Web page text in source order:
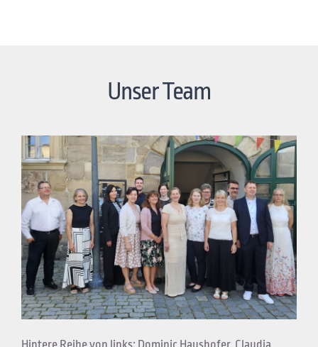
Unser Team
Hintere Reihe von links: Dominic Haushofer, Claudia